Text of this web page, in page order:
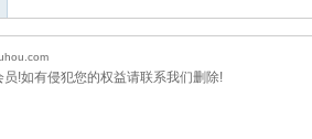
!如有侵犯您的权益请联系我们删除!